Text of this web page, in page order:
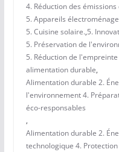
4. Réduction des émissions
5. Appareils
5. Cuisine solaire.,5.
5. Préservation de
5. Réduction de
alimentation durable,
Alimentation durable 2.
l'environnement 4.
éco-responsables
,
Alimentation durable 2.
technologique 4.